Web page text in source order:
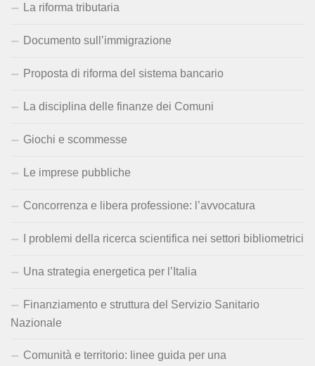
La riforma tributaria
Documento sull’immigrazione
Proposta di riforma del sistema bancario
La disciplina delle finanze dei Comuni
Giochi e scommesse
Le imprese pubbliche
Concorrenza e libera professione: l’avvocatura
I problemi della ricerca scientifica nei settori bibliometrici
Una strategia energetica per l’Italia
Finanziamento e struttura del Servizio Sanitario
Nazionale
Comunità e territorio: linee guida per una